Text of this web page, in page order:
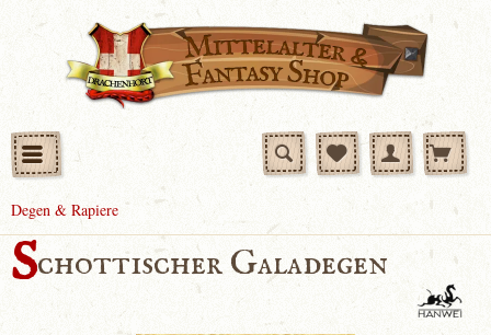
Degen & Rapiere
Schottischer Galadegen